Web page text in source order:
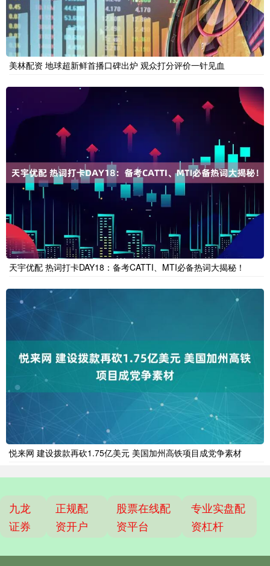
美林配资 地球超新鲜首播口碑出炉 观众打分评价一针见血
天宇优配 热词打卡DAY18：备考CATTI、MTI必备热词大揭秘！
悦来网 建设拨款再砍1.75亿美元 美国加州高铁项目成党争素材
九龙
证券
正规配
资开户
股票在线配
资平台
专业实盘配
资杠杆